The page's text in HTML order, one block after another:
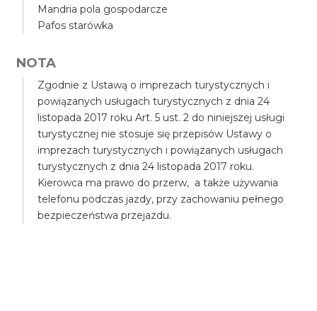
Mandria pola gospodarcze
Pafos starówka
NOTA
Zgodnie z Ustawą o imprezach turystycznych i
powiązanych usługach turystycznych z dnia 24
listopada 2017 roku Art. 5 ust. 2 do niniejszej usługi
turystycznej nie stosuje się przepisów Ustawy o
imprezach turystycznych i powiązanych usługach
turystycznych z dnia 24 listopada 2017 roku.
Kierowca ma prawo do przerw, a także używania
telefonu podczas jazdy, przy zachowaniu pełnego
bezpieczeństwa przejazdu.